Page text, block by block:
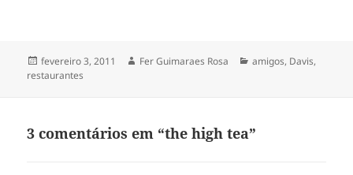
Publicado
em
fevereiro 3, 2011 Autor
Fer Guimaraes Rosa Categorias
amigos, Davis,
restaurantes
3 comentários em “the high tea”